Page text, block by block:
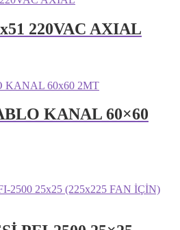
220VAC AXIAL
KANAL 60×60